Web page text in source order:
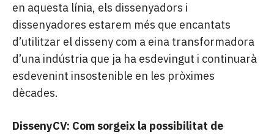
en aquesta línia, els dissenyadors i
dissenyadores estarem més que encantats
d’utilitzar el disseny com a eina transformadora
d’una indústria que ja ha esdevingut i continuarà
esdevenint insostenible en les pròximes
dècades.
DissenyCV: Com sorgeix la possibilitat de